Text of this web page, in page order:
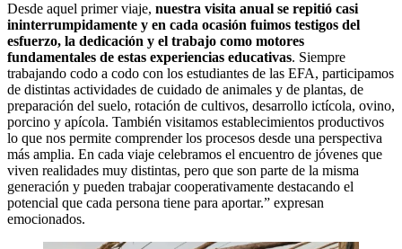
Desde aquel primer viaje, nuestra visita anual se repitió casi
ininterrumpidamente y en cada ocasión fuimos testigos del
esfuerzo, la dedicación y el trabajo como motores
fundamentales de estas experiencias educativas. Siempre
trabajando codo a codo con los estudiantes de las EFA, participamos
de distintas actividades de cuidado de animales y de plantas, de
preparación del suelo, rotación de cultivos, desarrollo ictícola, ovino,
porcino y apícola. También visitamos establecimientos productivos
lo que nos permite comprender los procesos desde una perspectiva
más amplia. En cada viaje celebramos el encuentro de jóvenes que
viven realidades muy distintas, pero que son parte de la misma
generación y pueden trabajar cooperativamente destacando el
potencial que cada persona tiene para aportar.” expresan
emocionados.